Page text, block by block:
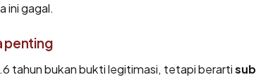
ini gagal.
penting
tahun bukan bukti legitimasi, tetapi berarti